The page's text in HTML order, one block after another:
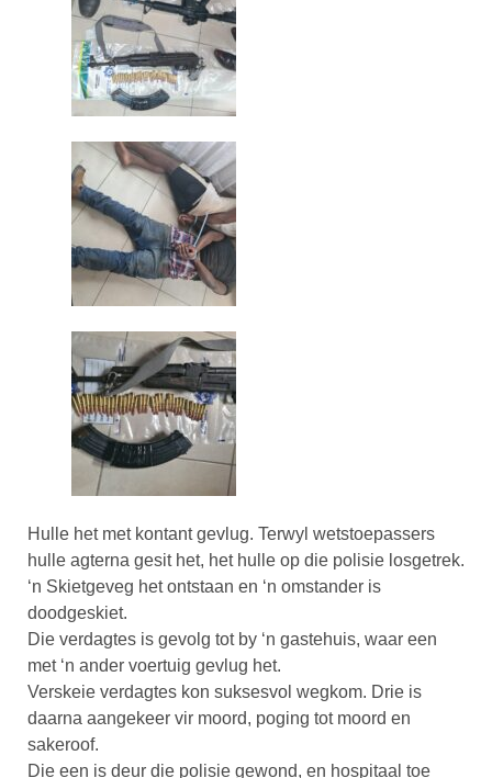
Hulle het met kontant gevlug. Terwyl wetstoepassers
hulle agterna gesit het, het hulle op die polisie losgetrek.
‘n Skietgeveg het ontstaan en ‘n omstander is
doodgeskiet.
Die verdagtes is gevolg tot by ‘n gastehuis, waar een
met ‘n ander voertuig gevlug het.
Verskeie verdagtes kon suksesvol wegkom. Drie is
daarna aangekeer vir moord, poging tot moord en
sakeroof.
Die een is deur die polisie gewond, en hospitaal toe